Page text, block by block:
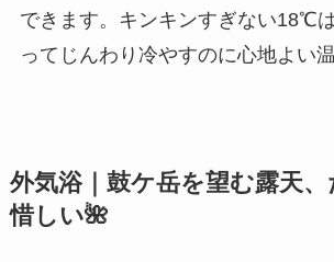
できます。キンキンすぎない18℃
ってじんわり冷やすのに心地よい
外気浴｜鼓ケ岳を望む露天
惜しい🌺